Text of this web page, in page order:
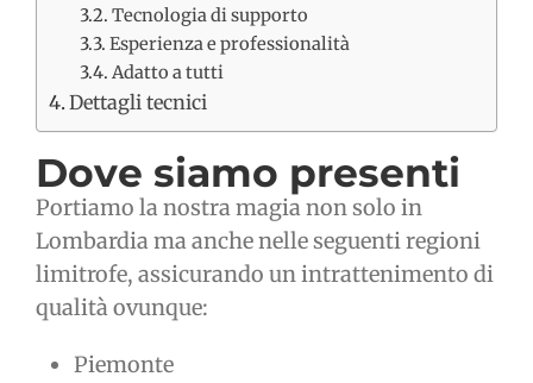
Tecnologia di supporto
Esperienza e professionalità
Adatto a tutti
Dettagli tecnici
Dove siamo presenti
Portiamo la nostra magia non solo in
Lombardia ma anche nelle seguenti regioni
limitrofe, assicurando un intrattenimento di
qualità ovunque:
Piemonte